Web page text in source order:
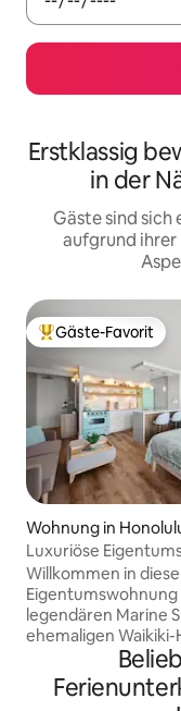
Erstklassig
in der
Gäste sind
aufgrund ihrer
Beliebter Gäste-
Gäste-Favorit
Wohnung in
Luxuriöse
mit Retro-Charme
Parkplatz
Willkommen in
Eigentumswohnung
legendären Marine
ehemaligen Waikiki-
1960er Jahren.
Charme mit
einschließlich eines